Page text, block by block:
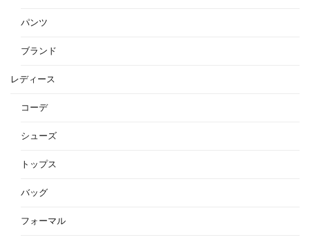
パンツ
ブランド
レディース
コーデ
シューズ
トップス
バッグ
フォーマル